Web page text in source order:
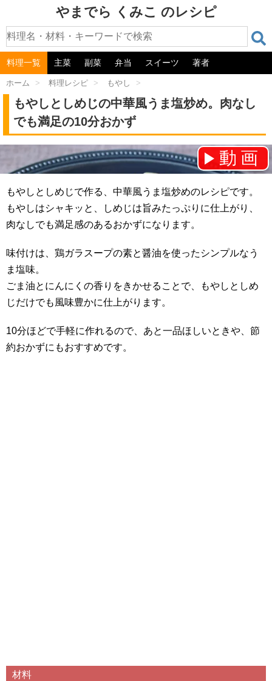
やまでら くみこ のレシピ
料理一覧 主菜 副菜 弁当 スイーツ 著者
ホーム > 料理レシピ > もやし >
もやしとしめじの中華風うま塩炒め。肉なし
でも満足の10分おかず
動画
チャンネル登録をお願いします！⇒
もやしとしめじで作る、中華風うま塩炒めのレシピです。
もやしはシャキッと、しめじは旨みたっぷりに仕上がり、
肉なしでも満足感のあるおかずになります。
味付けは、鶏ガラスープの素と醤油を使ったシンプルなう
ま塩味。
ごま油とにんにくの香りをきかせることで、もやしとしめ
じだけでも風味豊かに仕上がります。
10分ほどで手軽に作れるので、あと一品ほしいときや、節
約おかずにもおすすめです。
材料